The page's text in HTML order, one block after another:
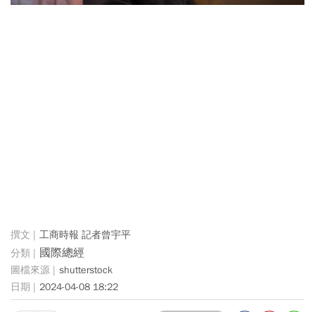
工商時報 記者曾宇平
國際總經
shutterstock
2024-04-08 18:22